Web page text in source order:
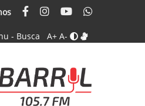
- Busca A+ A-